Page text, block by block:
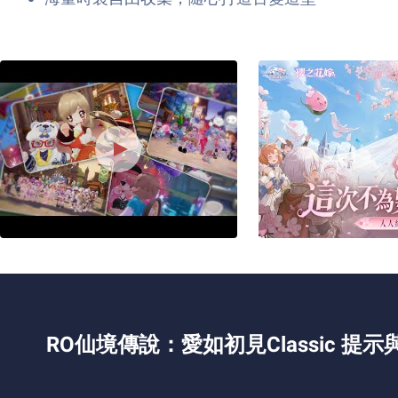
RO仙境傳說：愛如初見Classic 提示